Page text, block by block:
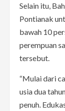
Selain itu,
Pontianak
bawah 10
perempuan
tersebut.
“Mulai dari
usia dua
penuh.